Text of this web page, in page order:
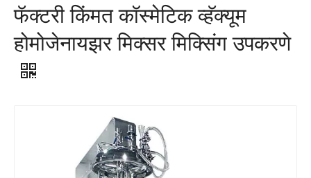
फॅक्टरी किंमत कॉस्मेटिक व्हॅक्यूम
होमोजेनायझर मिक्सर मिक्सिंग उपकरणे